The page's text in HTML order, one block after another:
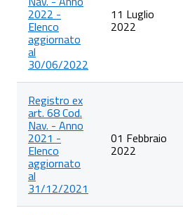
2022 -
Elenco
aggiornato
al
30/06/2022
11 Luglio
2022
Registro ex
art. 68 Cod.
Nav. - Anno
2021 -
Elenco
aggiornato
al
31/12/2021
01 Febbraio
2022